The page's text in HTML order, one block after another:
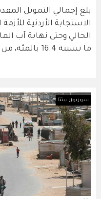
بلغ إجمالي التمويل
الاستجابة الأردنية
ما نسبته 16.4 بالمئة، من حجم تمويل متطلبات
سوريون بيننا